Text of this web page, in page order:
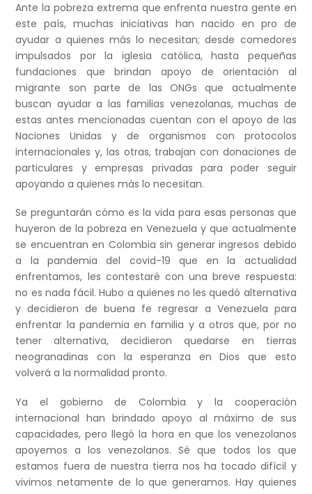
Ante la pobreza extrema que enfrenta nuestra gente en
este país, muchas iniciativas han nacido en pro de
ayudar a quienes más lo necesitan; desde comedores
impulsados por la iglesia católica, hasta pequeñas
fundaciones que brindan apoyo de orientación al
migrante son parte de las ONGs que actualmente
buscan ayudar a las familias venezolanas, muchas de
estas antes mencionadas cuentan con el apoyo de las
Naciones Unidas y de organismos con protocolos
internacionales y, las otras, trabajan con donaciones de
particulares y empresas privadas para poder seguir
apoyando a quienes más lo necesitan.
Se preguntarán cómo es la vida para esas personas que
huyeron de la pobreza en Venezuela y que actualmente
se encuentran en Colombia sin generar ingresos debido
a la pandemia del covid-19 que en la actualidad
enfrentamos, les contestaré con una breve respuesta:
no es nada fácil. Hubo a quienes no les quedó alternativa
y decidieron de buena fe regresar a Venezuela para
enfrentar la pandemia en familia y a otros que, por no
tener alternativa, decidieron quedarse en tierras
neogranadinas con la esperanza en Dios que esto
volverá a la normalidad pronto.
Ya el gobierno de Colombia y la cooperación
internacional han brindado apoyo al máximo de sus
capacidades, pero llegó la hora en que los venezolanos
apoyemos a los venezolanos. Sé que todos los que
estamos fuera de nuestra tierra nos ha tocado difícil y
vivimos netamente de lo que generamos. Hay quienes